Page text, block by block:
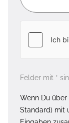
Felder mit *
Wenn Du
Standard) mit